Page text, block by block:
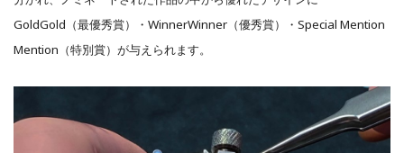
GoldGold（最優秀賞）・WinnerWinner（優秀賞）・Special Mention
Mention（特別賞）が与えられます。